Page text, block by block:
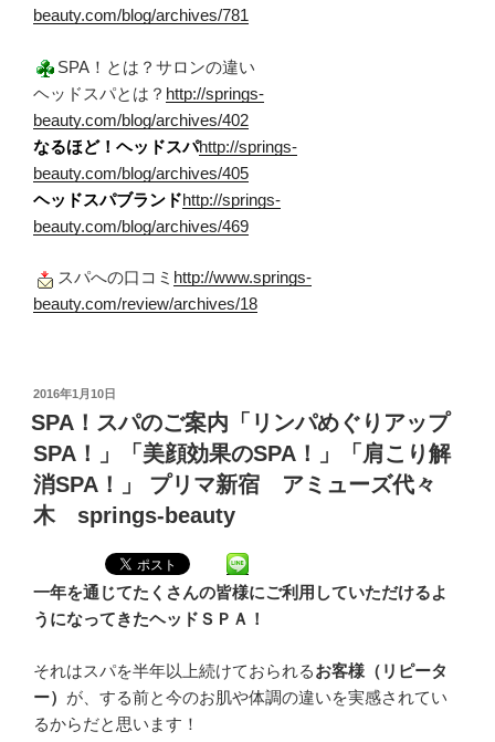
beauty.com/blog/archives/781
SPA！とは？サロンの違い
ヘッドスパとは？ http://springs-
beauty.com/blog/archives/402
なるほど！ヘッドスパhttp://springs-
beauty.com/blog/archives/405
ヘッドスパブランドhttp://springs-
beauty.com/blog/archives/469
スパへの口コミ http://www.springs-
beauty.com/review/archives/18
投
稿
日:
2016年1月10日
SPA！スパのご案内「リンパめぐりアップ
SPA！」「美顔効果のSPA！」「肩こり解
消SPA！」 プリマ新宿 アミューズ代々
木 springs-beauty
一年を通じてたくさんの皆様にご利用していただけるよ
うになってきたヘッドＳＰＡ！
それはスパを半年以上続けておられるお客様（リピータ
ー） が、する前と今のお肌や体調の違いを実感されてい
るからだと思います！